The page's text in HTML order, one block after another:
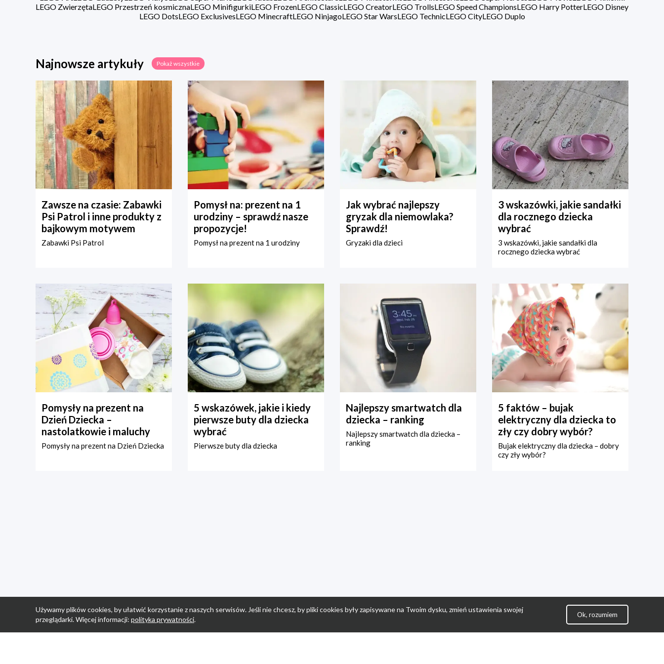
LEGO ZwierzętaLEGO Przestrzeń kosmicznaLEGO MinifigurkiLEGO FrozenLEGO ClassicLEGO CreatorLEGO TrollsLEGO Speed ChampionsLEGO Harry PotterLEGO Disney
LEGO DotsLEGO ExclusivesLEGO MinecraftLEGO NinjagoLEGO Star WarsLEGO TechnicLEGO CityLEGO Duplo
Najnowsze artykuły Pokaż wszystkie
Zawsze na czasie: Zabawki
Psi Patrol i inne produkty z
bajkowym motywem
Zabawki Psi Patrol
Pomysł na: prezent na 1
urodziny – sprawdź nasze
propozycje!
Pomysł na prezent na 1 urodziny
Jak wybrać najlepszy
gryzak dla niemowlaka?
Sprawdź!
Gryzaki dla dzieci
3 wskazówki, jakie sandałki
dla rocznego dziecka
wybrać
3 wskazówki, jakie sandałki dla
rocznego dziecka wybrać
Pomysły na prezent na
Dzień Dziecka –
nastolatkowie i maluchy
Pomysły na prezent na Dzień Dziecka
5 wskazówek, jakie i kiedy
pierwsze buty dla dziecka
wybrać
Pierwsze buty dla dziecka
Najlepszy smartwatch dla
dziecka – ranking
Najlepszy smartwatch dla dziecka –
ranking
5 faktów – bujak
elektryczny dla dziecka to
zły czy dobry wybór?
Bujak elektryczny dla dziecka – dobry
czy zły wybór?
Używamy plików cookies, by ułatwić korzystanie z naszych serwisów. Jeśli nie chcesz, by pliki cookies były zapisywane na Twoim dysku, zmień ustawienia swojej
przeglądarki. Więcej informacji: polityka prywatności.
Ok, rozumiem